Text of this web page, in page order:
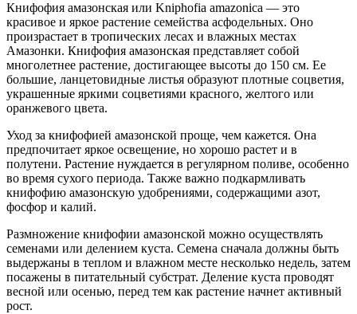
Книфофия амазонская или Kniphofia amazonica — это
красивое и яркое растение семейства асфодельных. Оно
произрастает в тропических лесах и влажных местах
Амазонки. Книфофия амазонская представляет собой
многолетнее растение, достигающее высоты до 150 см. Ее
большие, ланцетовидные листья образуют плотные соцветия,
украшенные яркими соцветиями красного, желтого или
оранжевого цвета.
Уход за книфофией амазонской проще, чем кажется. Она
предпочитает яркое освещение, но хорошо растет и в
полутени. Растение нуждается в регулярном поливе, особенно
во время сухого периода. Также важно подкармливать
книфофию амазонскую удобрениями, содержащими азот,
фосфор и калий.
Размножение книфофии амазонской можно осуществлять
семенами или делением куста. Семена сначала должны быть
выдержаны в теплом и влажном месте несколько недель, затем
посажены в питательный субстрат. Деление куста проводят
весной или осенью, перед тем как растение начнет активный
рост.